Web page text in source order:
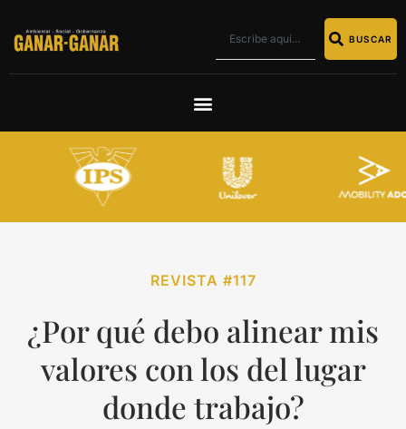
BUSCAR
REVISTA #117
¿Por qué debo alinear mis
valores con los del lugar
donde trabajo?